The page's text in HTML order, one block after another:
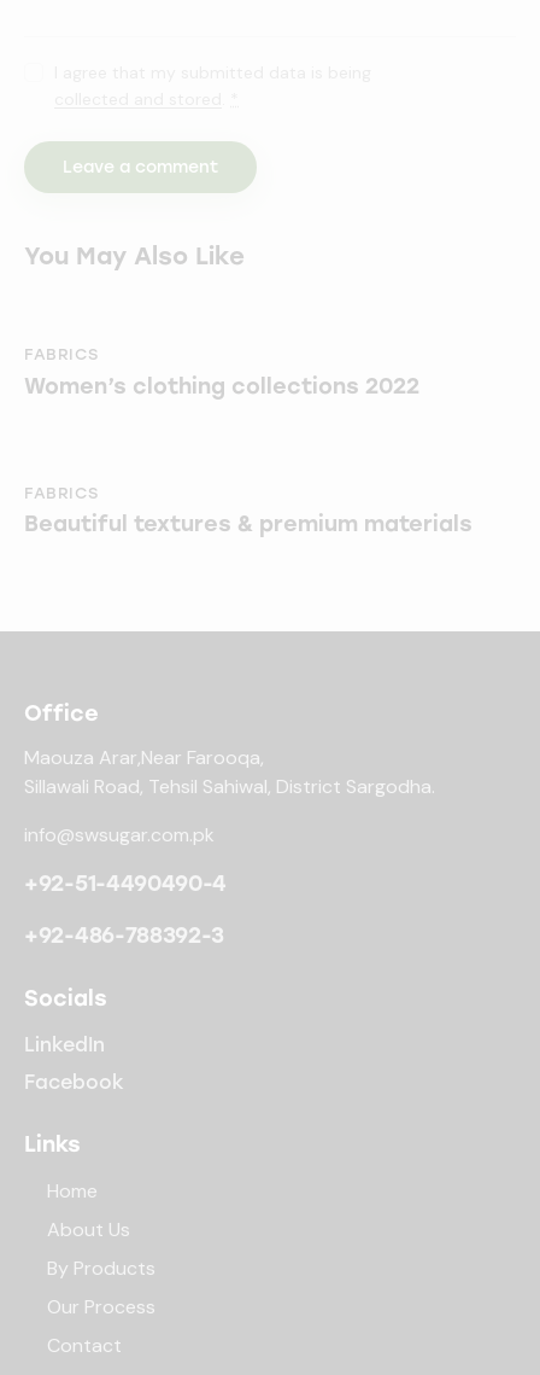
You May Also Like
FABRICS
Women’s clothing collections 2022
FABRICS
Beautiful textures & premium materials
Office
Maouza Arar,Near Farooqa,
Sillawali Road, Tehsil Sahiwal, District Sargodha.
info@swsugar.com.pk
+92-51-4490490-4
+92-486-788392-3
Socials
LinkedIn
Facebook
Links
Home
About Us
By Products
Our Process
Contact